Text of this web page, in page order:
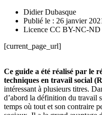
Didier Dubasque
Publié le : 26 janvier
Licence CC BY-NC-ND
[current_page_url]
Ce guide a été réalisé par le
techniques en travail social
intéressant à plusieurs titres.
d’abord la définition du travail
temps où tout et son contraire